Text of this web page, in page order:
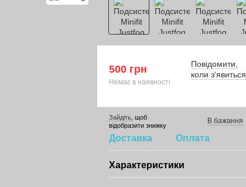
500 грн
Немає в наявності
Повідомити,
коли з'явиться
Зайдіть , щоб
відобразити знижку
В бажання
Доставка Оплата
Характеристики